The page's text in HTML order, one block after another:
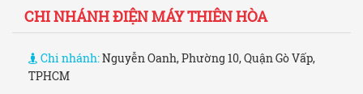
CHI NHÁNH ĐIỆN MÁY THIÊN HÒA
Chi nhánh:Nguyễn Oanh, Phường 10, Quận Gò Vấp,
TPHCM